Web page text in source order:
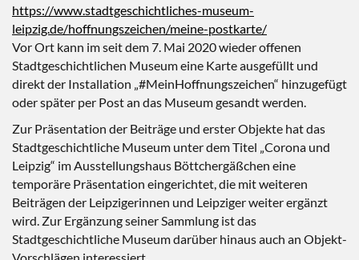
https://www.stadtgeschichtliches-museum-
leipzig.de/hoffnungszeichen/meine-postkarte/
Vor Ort kann im seit dem 7. Mai 2020 wieder offenen
Stadtgeschichtlichen Museum eine Karte ausgefüllt und
direkt der Installation „#MeinHoffnungszeichen“ hinzugefügt
oder später per Post an das Museum gesandt werden.
Zur Präsentation der Beiträge und erster Objekte hat das
Stadtgeschichtliche Museum unter dem Titel „Corona und
Leipzig“ im Ausstellungshaus Böttchergäßchen eine
temporäre Präsentation eingerichtet, die mit weiteren
Beiträgen der Leipzigerinnen und Leipziger weiter ergänzt
wird. Zur Ergänzung seiner Sammlung ist das
Stadtgeschichtliche Museum darüber hinaus auch an Objekt-